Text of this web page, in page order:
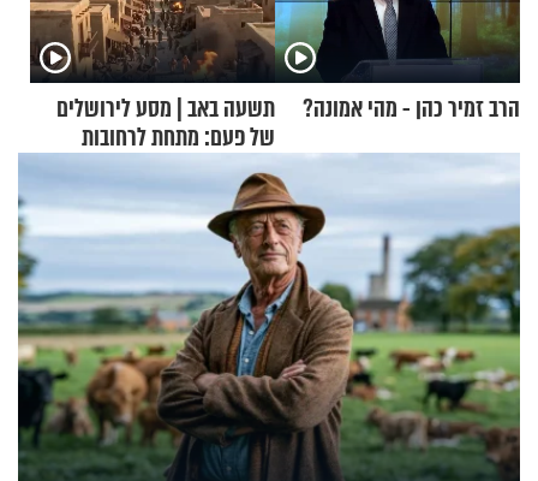
הרב זמיר כהן - מהי אמונה?
תשעה באב | מסע לירושלים
של פעם: מתחת לרחובות
ירושלים